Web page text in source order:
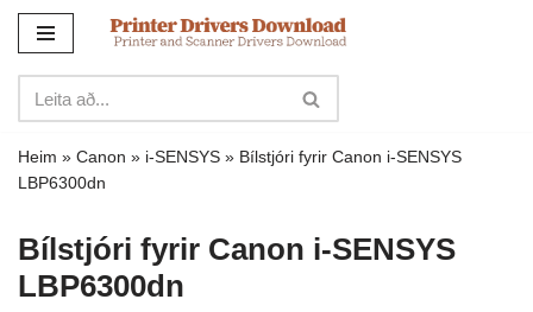
yfir
í
innihald
Heim » Canon » i-SENSYS » Bílstjóri fyrir Canon i-SENSYS
LBP6300dn
Bílstjóri fyrir Canon i-SENSYS
LBP6300dn